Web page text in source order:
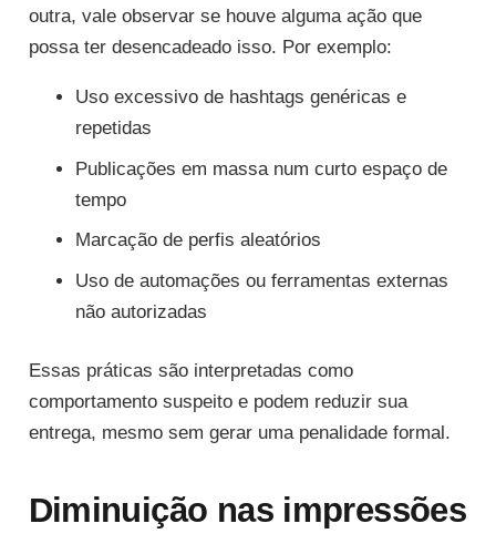
outra, vale observar se houve alguma ação que
possa ter desencadeado isso. Por exemplo:
Uso excessivo de hashtags genéricas e
repetidas
Publicações em massa num curto espaço de
tempo
Marcação de perfis aleatórios
Uso de automações ou ferramentas externas
não autorizadas
Essas práticas são interpretadas como
comportamento suspeito e podem reduzir sua
entrega, mesmo sem gerar uma penalidade formal.
Diminuição nas impressões